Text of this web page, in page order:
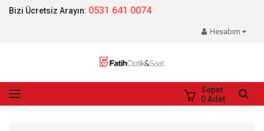
Bizi Ücretsiz Arayın: 0531 641 0074
Hesabım
Sepet
0Adet